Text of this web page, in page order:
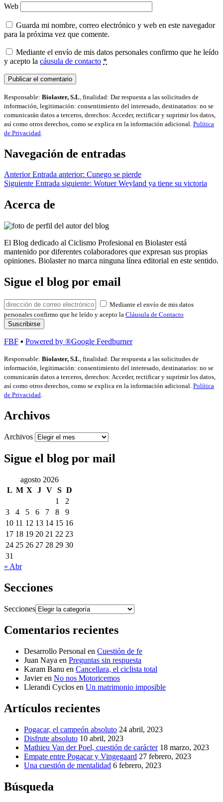
Web
Guarda mi nombre, correo electrónico y web en este navegador
para la próxima vez que comente.
Mediante el envío de mis datos personales confirmo que he leído
y acepto la cáusula de contacto *
Responsable: Biolaster, S.L , finalidad: Dar respuesta a las solicitudes de
información, legitimación: consentimiento del interesado, destinatarios: no se
comunicarán datos a terceros, derechos: Acceder, rectificar y suprimir los datos,
así como otros derechos, como se explica en la información adicional. Política
de Privacidad
Navegación de entradas
Anterior Entrada anterior: Cunego se pierde
Siguiente Entrada siguiente: Wotuer Weyland ya tiene su victoria
Acerca de
El Blog dedicado al Ciclismo Profesional en Biolaster está
mantenido por diferentes colaboradores que expresan sus propias
opiniones. Biolaster no marca ninguna línea editorial en este sentido.
Sigue el blog por email
Mediante el envío de mis datos
personales confirmo que he leído y acepto la Cláusula de Contacto
FBF ▪ Powered by ®Google Feedburner
Responsable: Biolaster, S.L, finalidad: Dar respuesta a las solicitudes de
información, legitimación: consentimiento del interesado, destinatarios: no se
comunicarán datos a terceros, derechos: Acceder, rectificar y suprimir los datos,
así como otros derechos, como se explica en la información adicional. Política
de Privacidad.
Archivos
Archivos
Sigue el blog por mail
agosto 2026
L M X J V S D
1
2
3
4 5 6 7 8
9
10 11 12 13 14 15 16
17 18 19 20 21 22 23
24 25 26 27 28 29 30
31
« Abr
Secciones
Secciones
Comentarios recientes
Desarrollo Personal en Cuestión de fe
Juan Naya en Preguntas sin respuesta
Karam Banu en Cancellara, el ciclista total
Javieren No nos Motoricemos
Llerandi Cyclos en Un matrimonio imposible
Artículos recientes
Pogacar, el campeón absoluto 24 abril, 2023
Disfrute absoluto 10 abril, 2023
Mathieu Van der Poel, cuestión de carácter 18 marzo, 2023
Empate entre Pogacar y Vingegaard 27 febrero, 2023
Una cuestión de mentalidad 6 febrero, 2023
Búsqueda